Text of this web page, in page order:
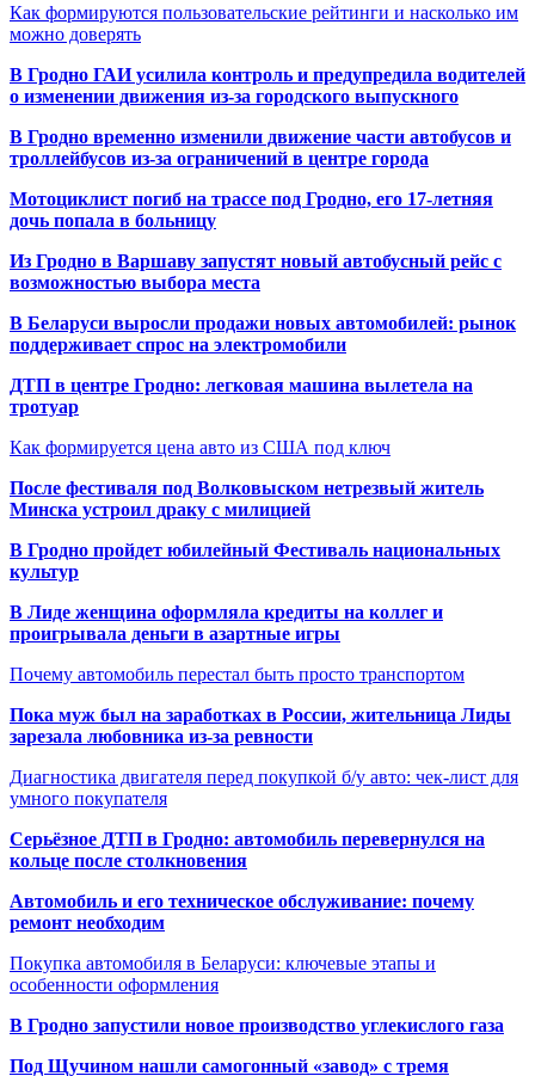
Как формируются пользовательские рейтинги и насколько им
можно доверять
В Гродно ГАИ усилила контроль и предупредила водителей
о изменении движения из-за городского выпускного
В Гродно временно изменили движение части автобусов и
троллейбусов из-за ограничений в центре города
Мотоциклист погиб на трассе под Гродно, его 17-летняя
дочь попала в больницу
Из Гродно в Варшаву запустят новый автобусный рейс с
возможностью выбора места
В Беларуси выросли продажи новых автомобилей: рынок
поддерживает спрос на электромобили
ДТП в центре Гродно: легковая машина вылетела на
тротуар
Как формируется цена авто из США под ключ
После фестиваля под Волковыском нетрезвый житель
Минска устроил драку с милицией
В Гродно пройдет юбилейный Фестиваль национальных
культур
В Лиде женщина оформляла кредиты на коллег и
проигрывала деньги в азартные игры
Почему автомобиль перестал быть просто транспортом
Пока муж был на заработках в России, жительница Лиды
зарезала любовника из-за ревности
Диагностика двигателя перед покупкой б/у авто: чек-лист для
умного покупателя
Серьёзное ДТП в Гродно: автомобиль перевернулся на
кольце после столкновения
Автомобиль и его техническое обслуживание: почему
ремонт необходим
Покупка автомобиля в Беларуси: ключевые этапы и
особенности оформления
В Гродно запустили новое производство углекислого газа
Под Щучином нашли самогонный «завод» с тремя